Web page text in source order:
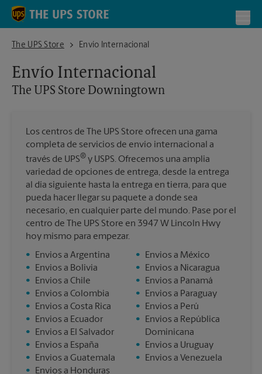
Skip to content
Return to Nav
The UPS Store
The UPS Store Downingtown
Envío Internacional
Envío Internacional
The UPS Store Downingtown
Los centros de The UPS Store ofrecen una gama
completa de servicios de envío internacional a
través de UPS® y USPS. Ofrecemos una amplia
variedad de opciones de entrega, desde la entrega
al día siguiente hasta la entrega en tierra, para que
pueda hacer llegar su paquete a donde sea
necesario, en cualquier parte del mundo. Pase por el
centro de The UPS Store en 3947 W Lincoln Hwy
hoy mismo para empezar.
•
Envios a Argentina
•
Envios a Bolivia
•
Envios a Chile
•
Envios a Colombia
•
Envios a Costa Rica
•
Envios a Ecuador
•
Envios a El Salvador
•
Envios a España
•
Envios a Guatemala
•
Envios a Honduras
•
Envios a México
•
Envios a Nicaragua
•
Envios a Panamá
•
Envios a Paraguay
•
Envios a Perú
•
Envios a República
Dominicana
•
Envios a Uruguay
•
Envios a Venezuela